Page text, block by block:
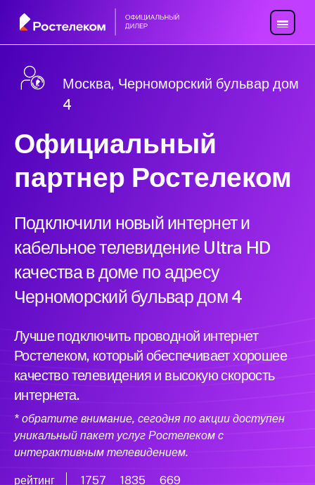
Москва, Черноморский бульвар дом
4
Официальный
партнер Ростелеком
Подключили новый интернет и
кабельное телевидение Ultra HD
качества в доме по адресу
Черноморский бульвар дом 4
Лучше подключить проводной интернет
Ростелеком, который обеспечивает хорошее
качество телевидения и высокую скорость
интернета.
* обратите внимание, сегодня по акции доступен
уникальный пакет услуг Ростелеком с
интерактивным телевидением.
рейтинг 1757 1835 669